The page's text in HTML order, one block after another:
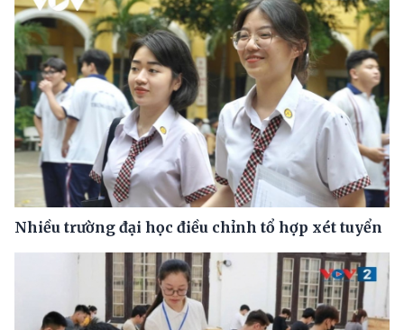
Nhiều trường đại học điều chỉnh tổ hợp xét tuyển